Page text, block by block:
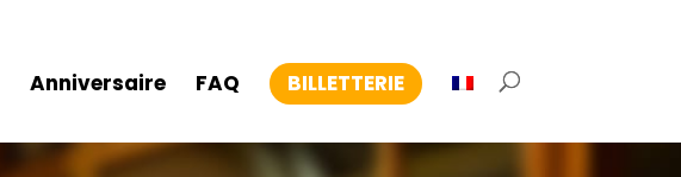
Anniversaire FAQ BILLETTERIE